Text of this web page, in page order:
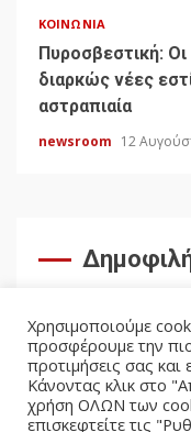
ΚΟΙΝΩΝΊΑ
Πυροσβεστική:
διαρκώς νέες
αστραπιαία
newsroom 12
Χρησιμοποιούμε
προσφέρουμε την πιο
προτιμήσεις σας και
Κάνοντας κλικ στο
χρήση ΟΛΩΝ των
επισκεφτείτε τις